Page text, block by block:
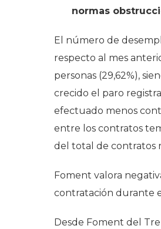
normas
El número de
respecto al mes
personas (29,62%),
crecido el paro
efectuado menos
entre los contratos
del total de contratos
Foment valora
contratación durante
Desde Foment del